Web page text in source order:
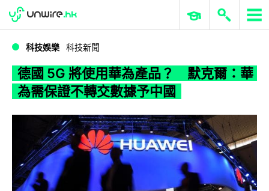
WWDC 2026 ERP 與商業 AI
科技娛樂 科技新聞
德國 5G 將使用華為產品？ 默克爾：華
為需保證不轉交數據予中國